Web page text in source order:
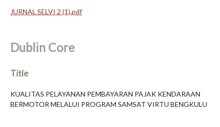
JURNAL SELVI 2 (1).pdf
Dublin Core
Title
KUALITAS PELAYANAN PEMBAYARAN PAJAK KENDARAAN
BERMOTOR MELALUI PROGRAM SAMSAT VIRTU BENGKULU